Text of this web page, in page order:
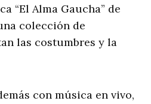
“El Alma Gaucha” de
colección de
las costumbres y la
con música en vivo,